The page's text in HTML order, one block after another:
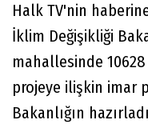
Halk TV'nin
İklim Değişikliği
mahallesinde
projeye ilişkin imar
Bakanlığın